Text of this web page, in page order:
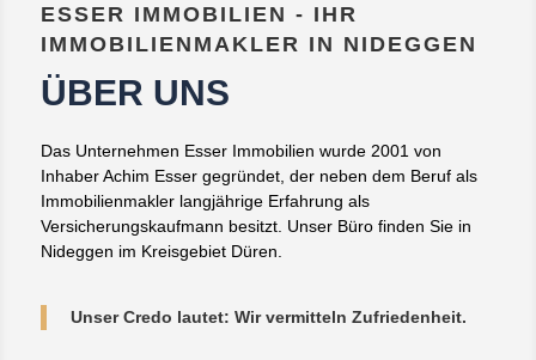
ESSER IMMOBILIEN - IHR
IMMOBILIENMAKLER IN NIDEGGEN
ÜBER UNS
Das Unternehmen Esser Immobilien wurde 2001 von
Inhaber Achim Esser gegründet, der neben dem Beruf als
Immobilienmakler langjährige Erfahrung als
Versicherungskaufmann besitzt. Unser Büro finden Sie in
Nideggen im Kreisgebiet Düren.
Unser Credo lautet: Wir vermitteln Zufriedenheit.